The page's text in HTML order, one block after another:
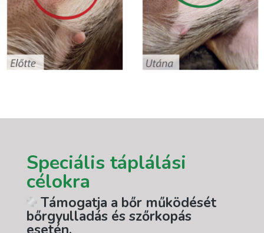
Speciális táplálási
célokra
Támogatja a bőr működését
bőrgyulladás és szőrkopás